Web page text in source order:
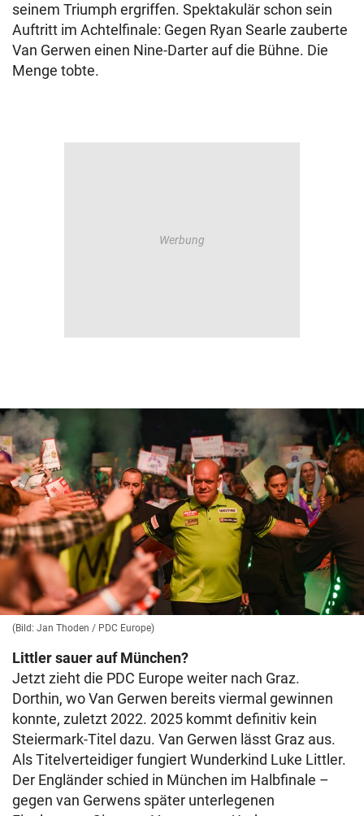
seinem Triumph ergriffen. Spektakulär schon sein
Auftritt im Achtelfinale: Gegen Ryan Searle zauberte
Van Gerwen einen Nine-Darter auf die Bühne. Die
Menge tobte.
(Bild: Jan Thoden / PDC Europe)
Littler sauer auf München?
Jetzt zieht die PDC Europe weiter nach Graz.
Dorthin, wo Van Gerwen bereits viermal gewinnen
konnte, zuletzt 2022. 2025 kommt definitiv kein
Steiermark-Titel dazu. Van Gerwen lässt Graz aus.
Als Titelverteidiger fungiert Wunderkind Luke Littler.
Der Engländer schied in München im Halbfinale –
gegen van Gerwens später unterlegenen